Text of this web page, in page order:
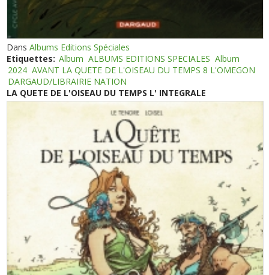
DansAlbums Editions Spéciales
Etiquettes: Album ALBUMS EDITIONS SPECIALES Album
2024 AVANT LA QUETE DE L'OISEAU DU TEMPS 8 L'OMEGON
DARGAUD/LIBRAIRIE NATION
LA QUETE DE L'OISEAU DU TEMPS L' INTEGRALE